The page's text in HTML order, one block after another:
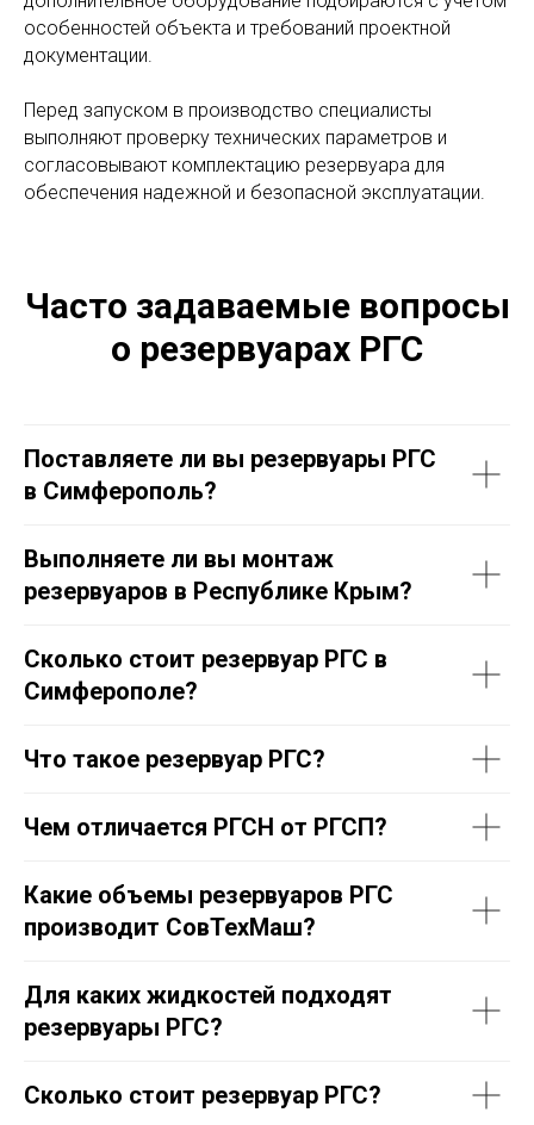
особенностей объекта и требований проектной
документации.
Перед запуском в производство специалисты
выполняют проверку технических параметров и
согласовывают комплектацию резервуара для
обеспечения надежной и безопасной эксплуатации.
Часто задаваемые вопросы
о резервуарах РГС
Поставляете ли вы резервуары РГС
в Симферополь?
Выполняете ли вы монтаж
резервуаров в Республике Крым?
Сколько стоит резервуар РГС в
Симферополе?
Что такое резервуар РГС?
Чем отличается РГСН от РГСП?
Какие объемы резервуаров РГС
производит СовТехМаш?
Для каких жидкостей подходят
резервуары РГС?
Сколько стоит резервуар РГС?